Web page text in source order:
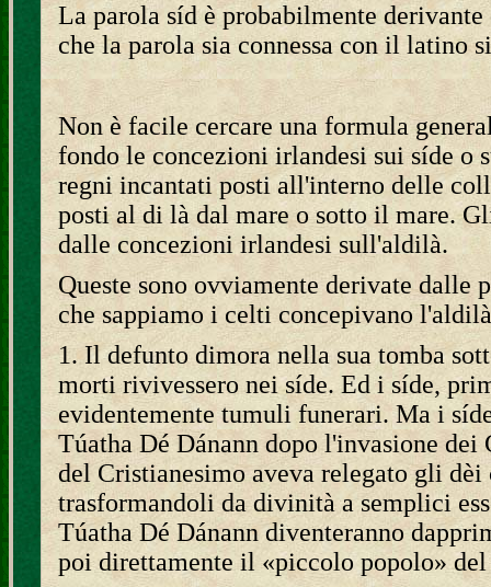
La parola síd è probabilmente
che la parola sia connessa con il latino
Non è facile cercare una formula
fondo le concezioni irlandesi sui síde o
regni incantati posti all'interno delle
posti al di là dal mare o sotto il mare.
dalle concezioni irlandesi sull'aldilà.
Queste sono ovviamente derivate dalle
che sappiamo i celti concepivano
1. Il defunto dimora nella sua tomba
morti rivivessero nei síde. Ed i síde,
evidentemente tumuli funerari. Ma i
Túatha Dé Dánann dopo l'invasione
del Cristianesimo aveva relegato gli
trasformandoli da divinità a semplici
Túatha Dé Dánann diventeranno
poi direttamente il «piccolo popolo»